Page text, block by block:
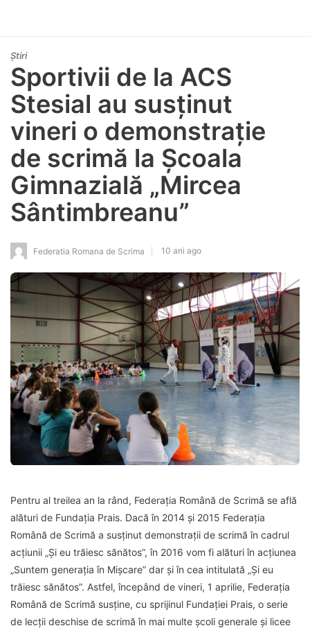
Știri
Sportivii de la ACS
Stesial au susținut
vineri o demonstrație
de scrimă la Școala
Gimnazială „Mircea
Sântimbreanu”
Federatia Romana de Scrima 10 ani ago
Pentru al treilea an la rând, Federația Română de Scrimă se află
alături de Fundația Prais. Dacă în 2014 și 2015 Federația
Română de Scrimă a susținut demonstrații de scrimă în cadrul
acțiunii „Și eu trăiesc sănătos”, în 2016 vom fi alături în acțiunea
„Suntem generația în Mișcare” dar și în cea intitulată „Și eu
trăiesc sănătos”. Astfel, începând de vineri, 1 aprilie, Federația
Română de Scrimă susține, cu sprijinul Fundației Prais, o serie
de lecții deschise de scrimă în mai multe școli generale și licee